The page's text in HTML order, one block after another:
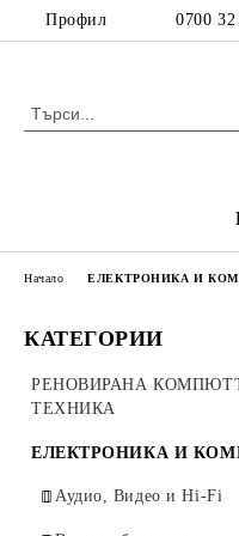
Профил 0700 32
КАТЕГОРИИ
РЕНОВИРАНА
ТЕХНИКА
Аудио, Видео и Hi-Fi
Аудио системи
IP телефони
ЕЛЕКТРОНИКА И
Аудио, Видео и Hi-Fi
Начало ЕЛЕКТРОНИКА И